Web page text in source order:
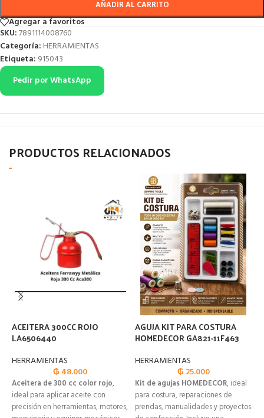
AÑADIR AL CARRITO
Agregar a favoritos
SKU:7891114008760
Categoría: HERRAMIENTAS
Etiqueta: 915043
Pedir por WhatsApp
PRODUCTOS RELACIONADOS
ACEITERA 300CC ROJO
LA6506440
HERRAMIENTAS
₲ 48.000
Aceitera de 300 cc color rojo,
ideal para aplicar aceite con
precisión en herramientas, motores,
AGUJA KIT PARA COSTURA
HOMEDECOR GA821-11F463
HERRAMIENTAS
₲ 25.000
Kit de agujas HOMEDECOR, ideal
para costura, reparaciones de
prendas, manualidades y proyectos